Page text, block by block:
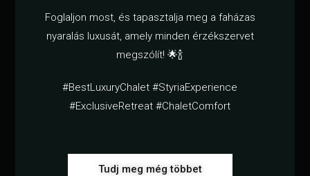
Foglaljon most, és tapasztalja meg a faházas
nyaralás luxusát, amely minden érzékszervet
megszólít! 🌟🍾
#BestLuxuryChalet #StyriaExperience
#ExclusiveRetreat #ChaletComfort
Tudj meg még többet